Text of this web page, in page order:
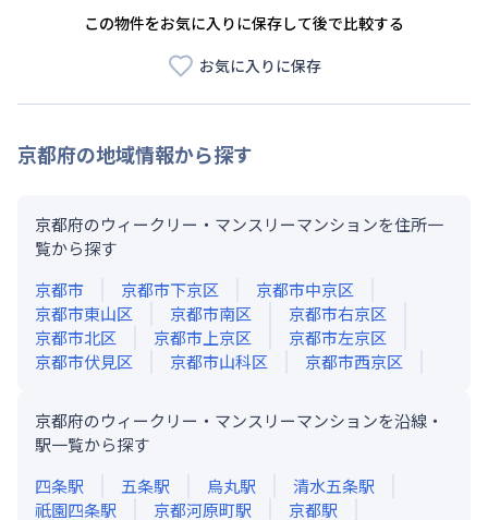
この物件をお気に入りに保存して後で比較する
お気に入りに保存
京都府の地域情報から探す
京都府のウィークリー・マンスリーマンションを住所一
覧から探す
京都市
京都市下京区
京都市中京区
京都市東山区
京都市南区
京都市右京区
京都市北区
京都市上京区
京都市左京区
京都市伏見区
京都市山科区 京都市西京区
京都府のウィークリー・マンスリーマンションを沿線・
駅一覧から探す
四条駅 五条駅 烏丸駅 清水五条駅
祇園四条駅 京都河原町駅 京都駅